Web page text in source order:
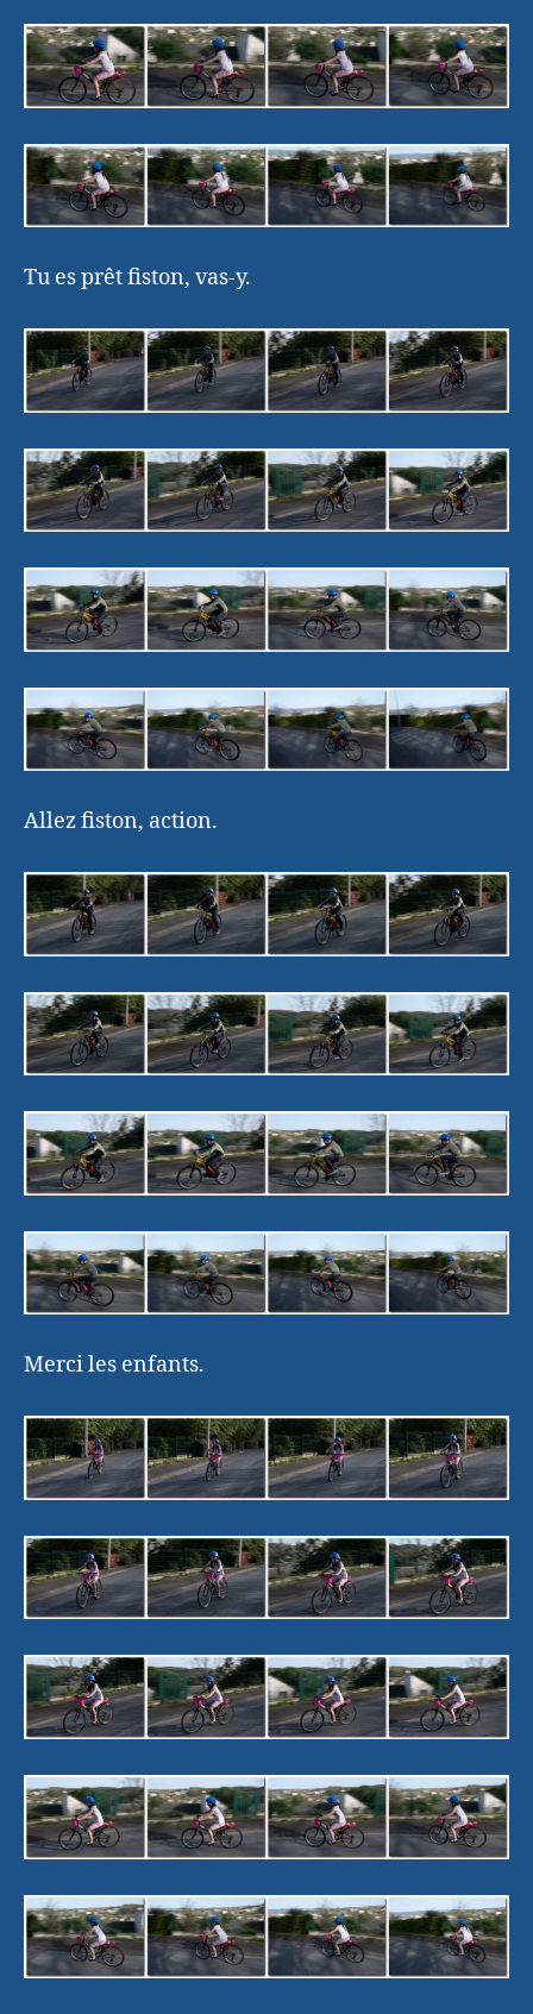
Tu es prêt fiston, vas-y.
Allez fiston, action.
Merci les enfants.